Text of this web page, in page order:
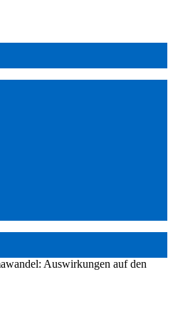
Auswirkungen auf den